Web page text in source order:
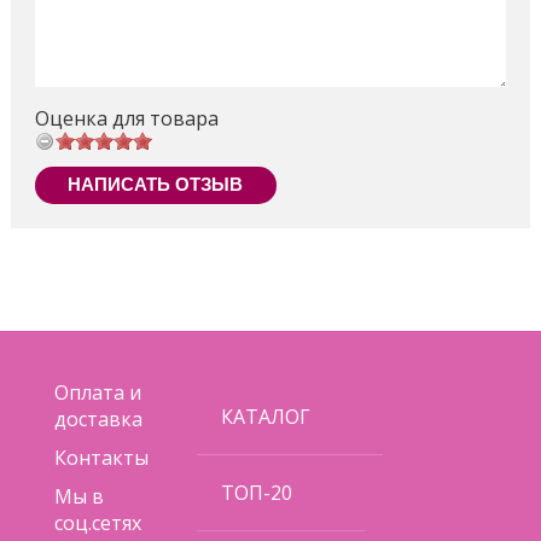
также различные аксессуары для создания причесок.
Поделиться
Оценка для товара
НАПИСАТЬ ОТЗЫВ
Оплата и
доставка
Контакты
Мы в
соц.сетях
КАТАЛОГ
ТОП-20